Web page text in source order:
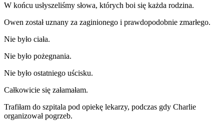
W końcu usłyszeliśmy słowa, których boi się każda rodzina.
Owen został uznany za zaginionego i prawdopodobnie zmarłego.
Nie było ciała.
Nie było pożegnania.
Nie było ostatniego uścisku.
Całkowicie się załamałam.
Trafiłam do szpitala pod opiekę lekarzy, podczas gdy Charlie
organizował pogrzeb.